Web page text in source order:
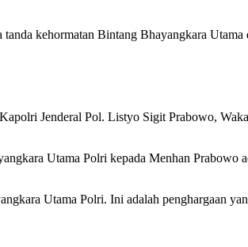
kehormatan Bintang Bhayangkara
Jenderal Pol. Listyo Sigit Prabowo,
Utama Polri kepada Menhan Prabowo
Utama Polri. Ini adalah penghargaan